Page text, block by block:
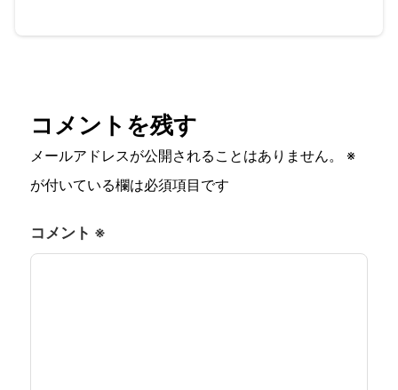
コメントを残す
メールアドレスが公開されることはありません。
※
が付いている欄は必須項目です
コメント ※